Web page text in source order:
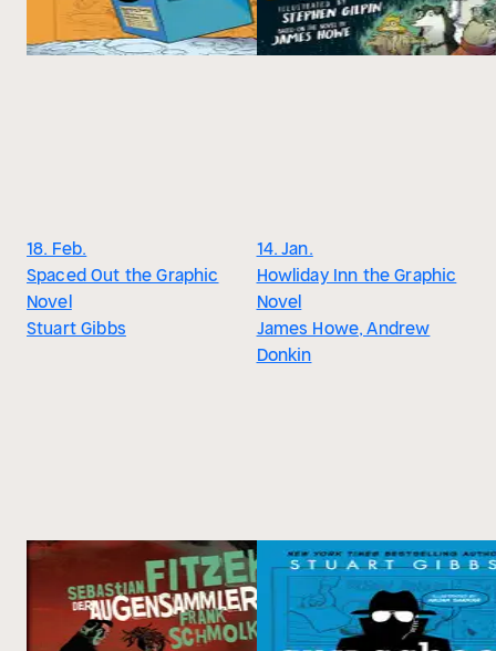
18. Feb.
Spaced Out the Graphic
Novel
Stuart Gibbs
14. Jan.
Howliday Inn the Graphic
Novel
James Howe, Andrew
Donkin